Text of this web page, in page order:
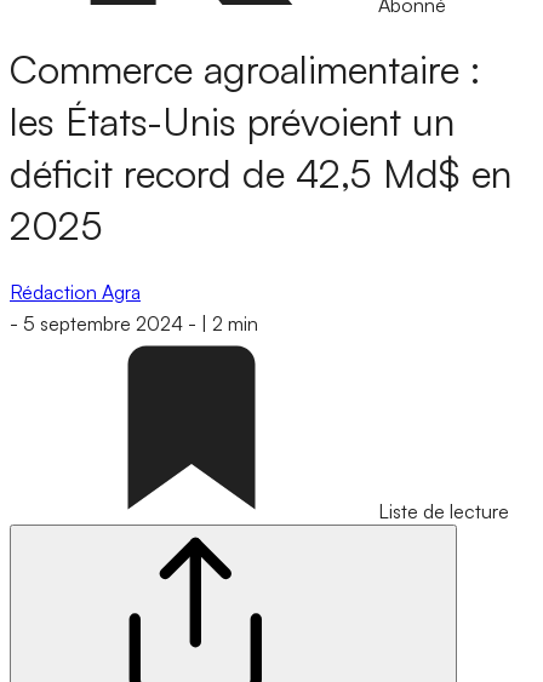
Abonné
Commerce agroalimentaire :
les États-Unis prévoient un
déficit record de 42,5 Md$ en
2025
Rédaction Agra
- 5 septembre 2024 - 2 min
Liste de lecture